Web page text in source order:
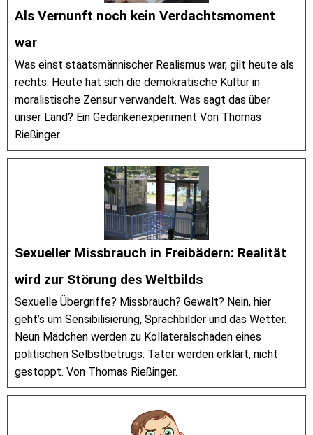
Als Vernunft noch kein Verdachtsmoment
war
Was einst staatsmännischer Realismus war, gilt heute als
rechts. Heute hat sich die demokratische Kultur in
moralistische Zensur verwandelt. Was sagt das über
unser Land? Ein Gedankenexperiment Von Thomas
Rießinger.
Sexueller Missbrauch in Freibädern: Realität
wird zur Störung des Weltbilds
Sexuelle Übergriffe? Missbrauch? Gewalt? Nein, hier
geht’s um Sensibilisierung, Sprachbilder und das Wetter.
Neun Mädchen werden zu Kollateralschaden eines
politischen Selbstbetrugs: Täter werden erklärt, nicht
gestoppt. Von Thomas Rießinger.